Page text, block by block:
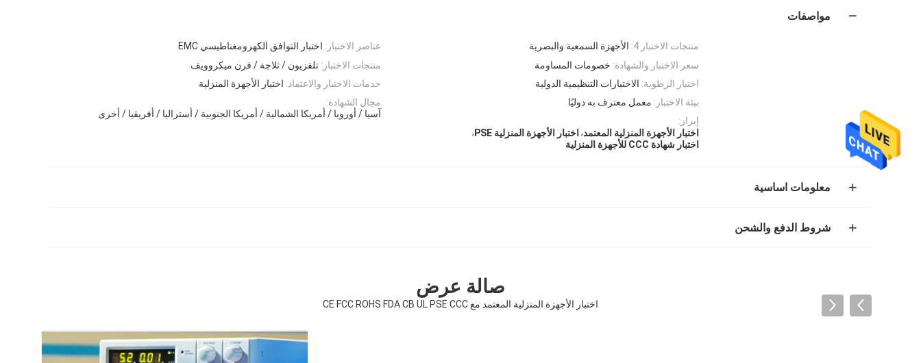
مواصفات
عناصر الاختبار: اختبار التوافق الكهرومغناطيسي EMC منتجات الاختبار 4:
الأجهزة السمعية والبصرية
منتجات الاختبار: تلفزيون / ثلاجة / فرن ميكروويف سعر الاختبار والشهادة: خصومات المساومة
خدمات الاختبار والاعتماد: اختبار الأجهزة المنزلية اختبار الرطوبة: الاختبارات التنظيمية الدولية
مجال الشهادة:
آسيا / أوروبا / أمريكا الشمالية / أمريكا الجنوبية / أستراليا / أفريقيا / أخرى
بيئة الاختبار: معمل معترف به دوليًا
إبراز:
اختبار الأجهزة المنزلية المعتمد, اختبار الأجهزة المنزلية PSE
,
اختبار شهادة CCC للأجهزة المنزلية
معلومات اساسية
شروط الدفع والشحن
صالة عرض
اختبار الأجهزة المنزلية المعتمد مع CE FCC ROHS FDA CB UL PSE CCC